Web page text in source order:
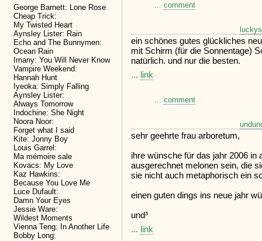
George Barnett: Lone Rose
Cheap Trick:
My Twisted Heart
Aynsley Lister: Rain
Echo and The Bunnymen:
Ocean Rain
Imany: You Will Never Know
Vampire Weekend:
Hannah Hunt
Iyeoka: Simply Falling
Aynsley Lister:
Always Tomorrow
Indochine: She Night
Noora Noor:
Forget what I said
Kite: Jonny Boy
Louis Garrel:
Ma mémoire sale
Kovacs: My Love
Kaz Hawkins:
Because You Love Me
Luce Dufault:
Damn Your Eyes
Jessie Ware:
Wildest Moments
Vienna Teng: In Another Life
Bobby Long:
... comment
ein schönes gutes glückliches
mit Schirm (für die Sonnentage)
natürlich. und nur die besten.
... link
... comment
sehr geehrte frau arboretum,
ihre wünsche für das jahr 2006 in
ausgerechnet melonen sein, die
sie nicht auch metaphorisch ein
einen guten dings ins neue jahr
und³
... link